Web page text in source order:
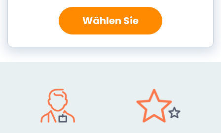
Wählen Sie